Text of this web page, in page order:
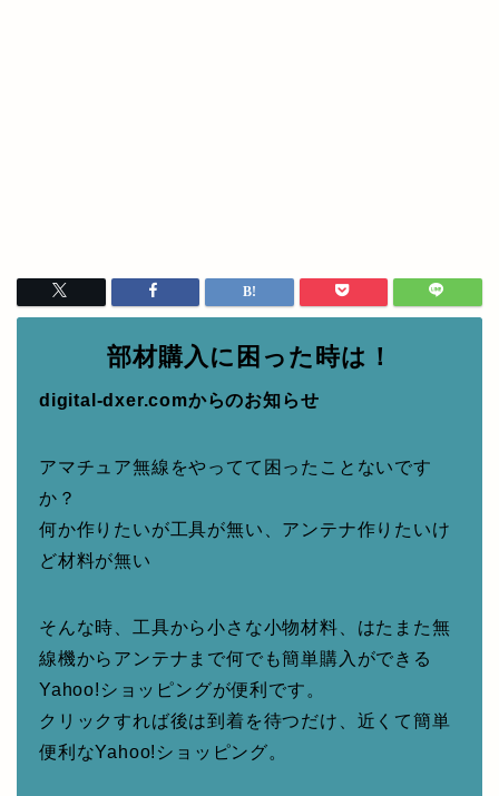
部材購入に困った時は！
digital-dxer.comからのお知らせ
アマチュア無線をやってて困ったことないです
か？
何か作りたいが工具が無い、アンテナ作りたいけ
ど材料が無い
そんな時、工具から小さな小物材料、はたまた無
線機からアンテナまで何でも簡単購入ができる
Yahoo!ショッピングが便利です。
クリックすれば後は到着を待つだけ、近くて簡単
便利なYahoo!ショッピング。